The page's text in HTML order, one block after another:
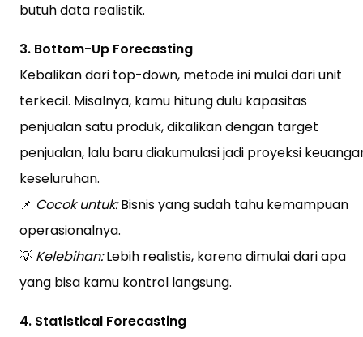
butuh data realistik.
3. Bottom-Up Forecasting
Kebalikan dari top-down, metode ini mulai dari unit
terkecil. Misalnya, kamu hitung dulu kapasitas
penjualan satu produk, dikalikan dengan target
penjualan, lalu baru diakumulasi jadi proyeksi
keseluruhan.
📌 Cocok untuk:Bisnis yang sudah tahu kemampuan
operasionalnya.
💡 Kelebihan:Lebih realistis, karena dimulai dari apa
yang bisa kamu kontrol langsung.
4. Statistical Forecasting